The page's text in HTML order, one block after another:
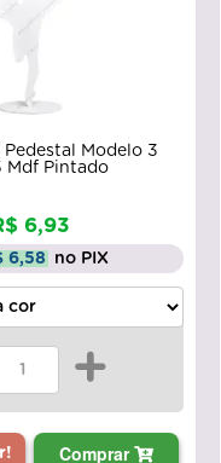
Modelo 3
Mdf Pintado
6,93
6,58 no PIX
+
Comprar